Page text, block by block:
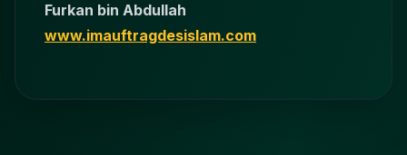
Furkan bin Abdullah
www.imauftragdesislam.com